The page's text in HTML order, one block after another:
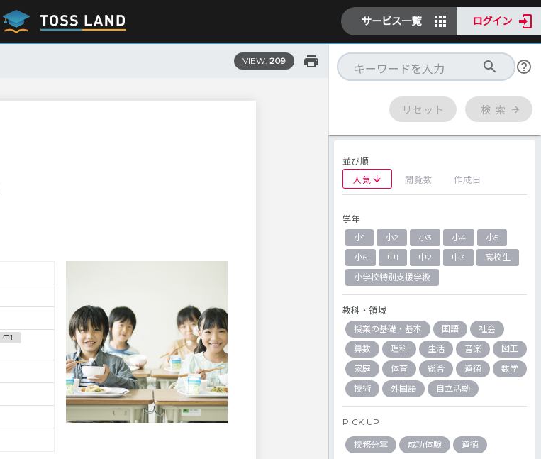
サービス一覧 ログイン
VIEW: 209
中1
リセット 検 索
並び順
人気
閲覧数 作成日
学年
小1
小2 小3 小4
小5
小6
中1 中2 中3
高校生
小学校特別支援学級
教科・領域
授業の基礎・基本
国語
社会
算数
理科 生活 音楽
図工
家庭
体育 総合 道徳
数学
技術
外国語 自立活動
PICK UP
校務分掌 成功体験 道徳